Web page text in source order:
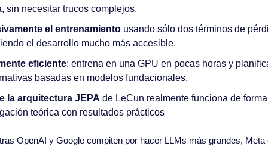
sin necesitar trucos complejos.
el entrenamiento usando sólo dos términos de
el desarrollo mucho más accesible.
eficiente: entrena en una GPU en pocas horas y
basadas en modelos fundacionales.
la arquitectura JEPA de LeCun realmente funciona de
teórica con resultados prácticos
OpenAI y Google compiten por hacer LLMs más grandes, Meta